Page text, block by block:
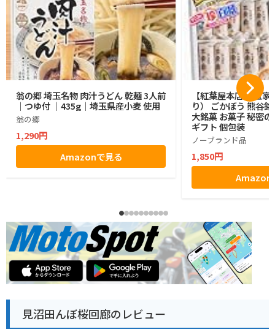
翁の郷 埼玉名物 肉汁うどん 乾麺 3人前
｜つゆ付 ｜435g｜埼玉県産小麦 使用
翁の郷
1,290円
Amazonで見る
【紅葉屋本店】 五
り） ごかぼう 熊谷
大銘菓 お菓子 秘密
ギフト 個包装
ノーブランド品
1,850円
Amazon
見沼田んぼ桜回廊のレビュー